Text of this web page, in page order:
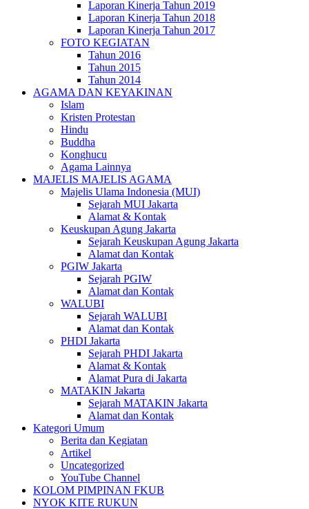
Laporan Kinerja Tahun 2019
Laporan Kinerja Tahun 2018
Laporan Kinerja Tahun 2017
FOTO KEGIATAN
Tahun 2016
Tahun 2015
Tahun 2014
AGAMA DAN KEYAKINAN
Islam
Kristen Protestan
Hindu
Buddha
Konghucu
Agama Lainnya
MAJELIS MAJELIS AGAMA
Majelis Ulama Indonesia (MUI)
Sejarah MUI Jakarta
Alamat & Kontak
Keuskupan Agung Jakarta
Sejarah Keuskupan Agung Jakarta
Alamat dan Kontak
PGIW Jakarta
Sejarah PGIW
Alamat dan Kontak
WALUBI
Sejarah WALUBI
Alamat dan Kontak
PHDI Jakarta
Sejarah PHDI Jakarta
Alamat & Kontak
Alamat Pura di Jakarta
MATAKIN Jakarta
Sejarah MATAKIN Jakarta
Alamat dan Kontak
Kategori Umum
Berita dan Kegiatan
Artikel
Uncategorized
YouTube Channel
KOLOM PIMPINAN FKUB
NYOK KITE RUKUN